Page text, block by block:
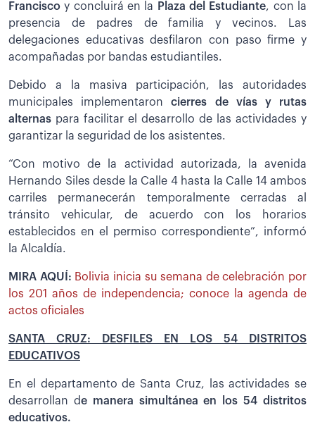
Francisco y concluirá en la Plaza del Estudiante, con la
presencia de padres de familia y vecinos. Las
delegaciones educativas desfilaron con paso firme y
acompañadas por bandas estudiantiles.
Debido a la masiva participación, las autoridades
municipales implementaroncierres de vías y rutas
alternas para facilitar el desarrollo de las actividades y
garantizar la seguridad de los asistentes.
“Con motivo de la actividad autorizada, la avenida
Hernando Siles desde la Calle 4 hasta la Calle 14 ambos
carriles permanecerán temporalmente cerradas al
tránsito vehicular, de acuerdo con los horarios
establecidos en el permiso correspondiente”, informó
la Alcaldía.
MIRA AQUÍ: Bolivia inicia su semana de celebración por
los 201 años de independencia; conoce la agenda de
actos oficiales
SANTA CRUZ: DESFILES EN LOS 54 DISTRITOS
EDUCATIVOS
En el departamento de Santa Cruz, las actividades se
desarrollan de manera simultánea en los 54 distritos
educativos.